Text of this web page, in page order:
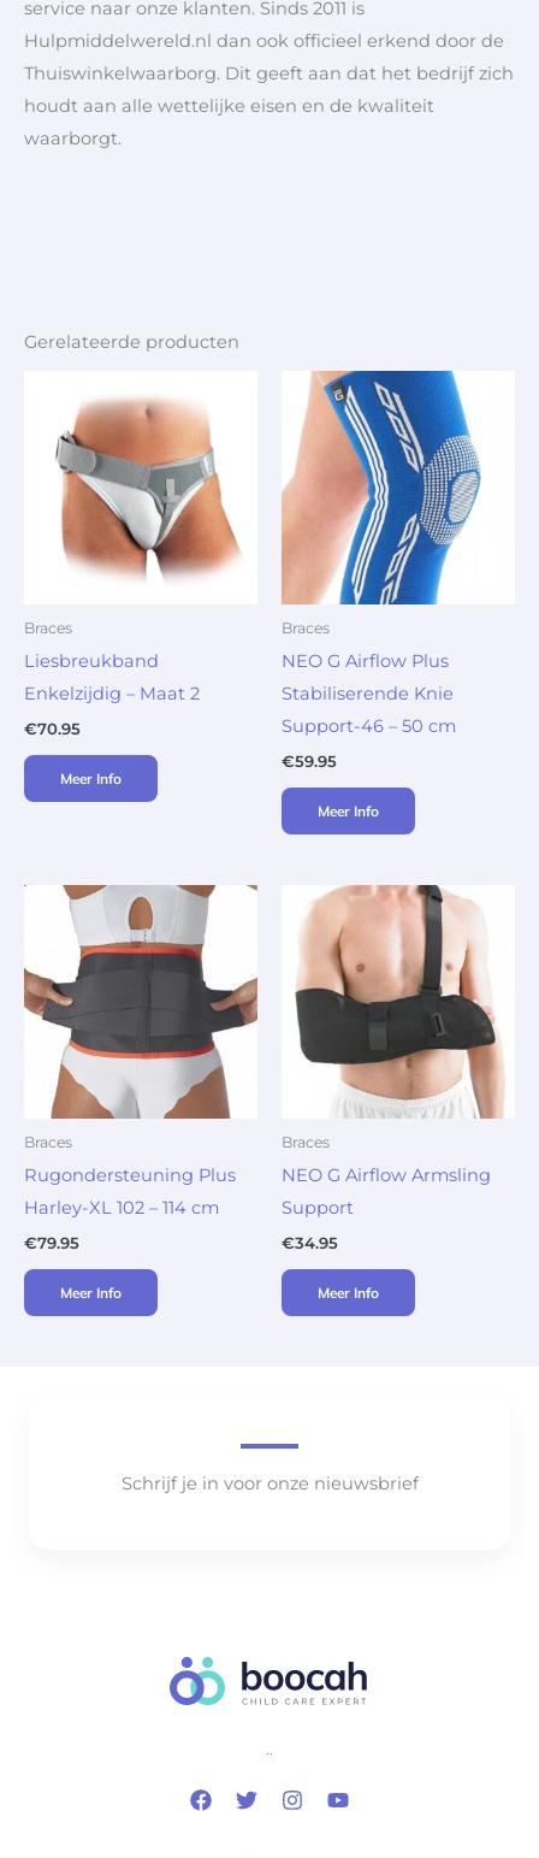
service naar onze klanten. Sinds 2011 is
Hulpmiddelwereld.nl dan ook officieel erkend door de
Thuiswinkelwaarborg. Dit geeft aan dat het bedrijf zich
houdt aan alle wettelijke eisen en de kwaliteit
waarborgt.
Gerelateerde producten
Braces
Liesbreukband
Enkelzijdig – Maat 2
€70.95
Meer Info
Braces
NEO G Airflow Plus
Stabiliserende Knie
Support-46 – 50 cm
€59.95
Meer Info
Braces
Rugondersteuning Plus
Harley-XL 102 – 114 cm
€79.95
Meer Info
Braces
NEO G Airflow Armsling
Support
€34.95
Meer Info
Schrijf je in voor onze nieuwsbrief
..